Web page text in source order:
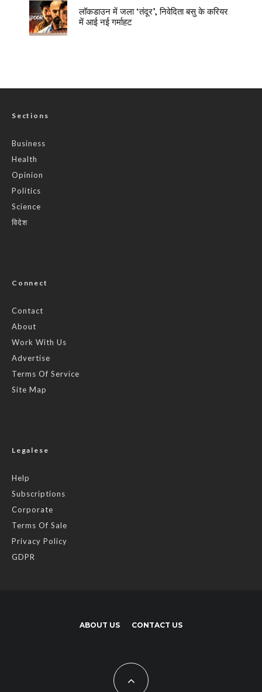
लॉकडाउन में जला ‘तंदूर’, निवेदिता बसु के करियर
में आई नई गर्माहट
Sections
Business
Health
Opinion
Politics
Science
विदेश
Connect
Contact
About
Work With Us
Advertise
Terms Of Service
Site Map
Legalese
Help
Subscriptions
Corporate
Terms Of Sale
Privacy Policy
GDPR
ABOUT US CONTACT US